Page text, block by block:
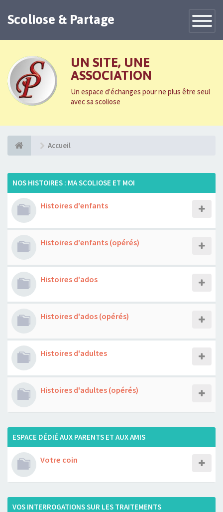
Toggle
Scoliose & Partage
UN SITE, UNE
ASSOCIATION
Un espace d'échanges pour ne plus être seul
avec sa scoliose
Accueil
NOS HISTOIRES : MA SCOLIOSE ET MOI
Histoires d'enfants
Histoires d'enfants (opérés)
Histoires d'ados
Histoires d'ados (opérés)
Histoires d'adultes
Histoires d'adultes (opérés)
ESPACE DÉDIÉ AUX PARENTS ET AUX AMIS
Votre coin
VOS INTERROGATIONS SUR LES TRAITEMENTS